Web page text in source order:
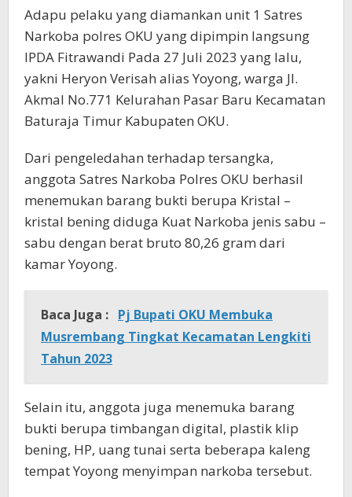
Adapu pelaku yang diamankan unit 1 Satres
Narkoba polres OKU yang dipimpin langsung
IPDA Fitrawandi Pada 27 Juli 2023 yang lalu,
yakni Heryon Verisah alias Yoyong, warga Jl.
Akmal No.771 Kelurahan Pasar Baru Kecamatan
Baturaja Timur Kabupaten OKU.
Dari pengeledahan terhadap tersangka,
anggota Satres Narkoba Polres OKU berhasil
menemukan barang bukti berupa Kristal –
kristal bening diduga Kuat Narkoba jenis sabu –
sabu dengan berat bruto 80,26 gram dari
kamar Yoyong.
Baca Juga : Pj Bupati OKU Membuka
Musrembang Tingkat Kecamatan Lengkiti
Tahun 2023
Selain itu, anggota juga menemuka barang
bukti berupa timbangan digital, plastik klip
bening, HP, uang tunai serta beberapa kaleng
tempat Yoyong menyimpan narkoba tersebut.